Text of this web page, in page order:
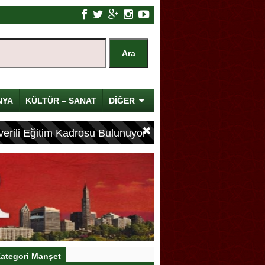
KÜLTÜR – SANAT DİĞER
Eğitim Kadrosu Bulunuyor
Manşet